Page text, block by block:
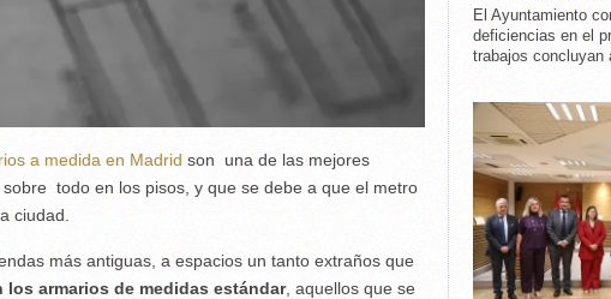
a medida en Madrid son una de las mejores
todo en los pisos, y que se debe a que el metro
ciudad.
más antiguas, a espacios un tanto extraños que
armarios de medidas estándar, aquellos que se
El Ayuntamiento
deficiencias en el
trabajos concluyan